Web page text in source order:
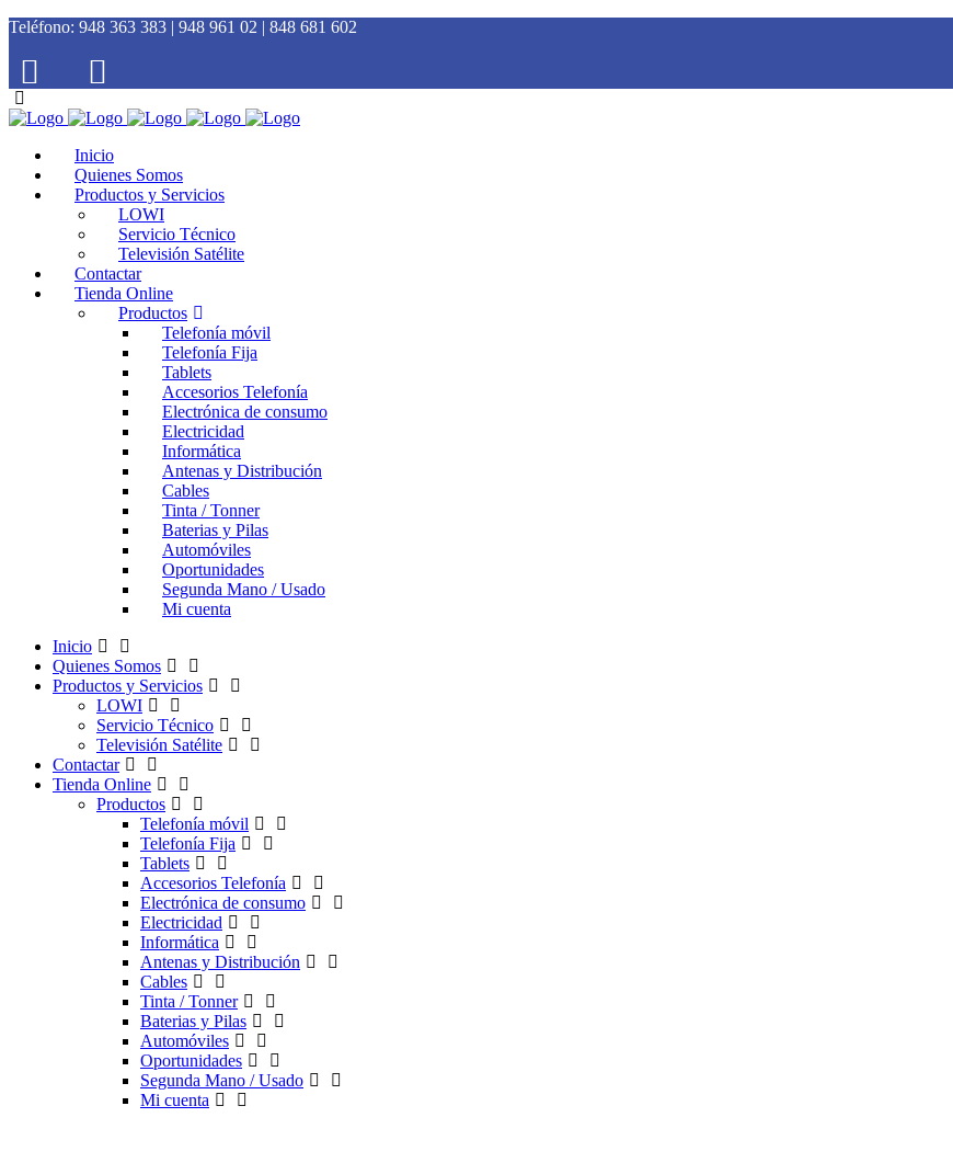
Teléfono: 948 363 383 | 948 961 02 | 848 681 602
Inicio
Quienes Somos
Productos y Servicios
LOWI
Servicio Técnico
Televisión Satélite
Contactar
Tienda Online
Productos
Telefonía móvil
Telefonía Fija
Tablets
Accesorios Telefonía
Electrónica de consumo
Electricidad
Informática
Antenas y Distribución
Cables
Tinta / Tonner
Baterias y Pilas
Automóviles
Oportunidades
Segunda Mano / Usado
Mi cuenta
Inicio
Quienes Somos
Productos y Servicios
LOWI
Servicio Técnico
Televisión Satélite
Contactar
Tienda Online
Productos
Telefonía móvil
Telefonía Fija
Tablets
Accesorios Telefonía
Electrónica de consumo
Electricidad
Informática
Antenas y Distribución
Cables
Tinta / Tonner
Baterias y Pilas
Automóviles
Oportunidades
Segunda Mano / Usado
Mi cuenta